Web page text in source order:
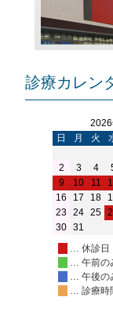
診療カレン
2026
日
月 火
2
3 4
9
10 11
16
17 18
23 24 25
30 31
… 休診日
… 午前の
… 午後の
… 診療時